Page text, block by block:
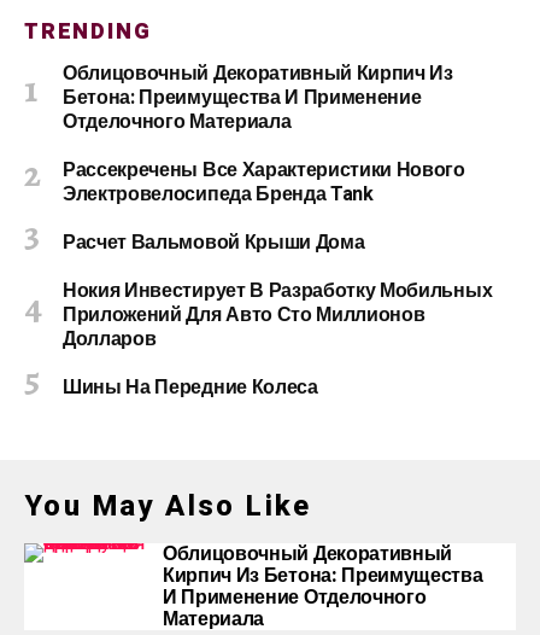
TRENDING
Облицовочный Декоративный Кирпич Из
Бетона: Преимущества И Применение
Отделочного Материала
Рассекречены Все Характеристики Нового
Электровелосипеда Бренда Tank
Расчет Вальмовой Крыши Дома
Нокия Инвестирует В Разработку Мобильных
Приложений Для Авто Сто Миллионов
Долларов
Шины На Передние Колеса
You May Also Like
Облицовочный Декоративный
Кирпич Из Бетона: Преимущества
И Применение Отделочного
Материала